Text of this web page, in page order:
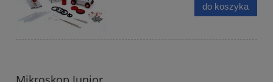
do koszyka